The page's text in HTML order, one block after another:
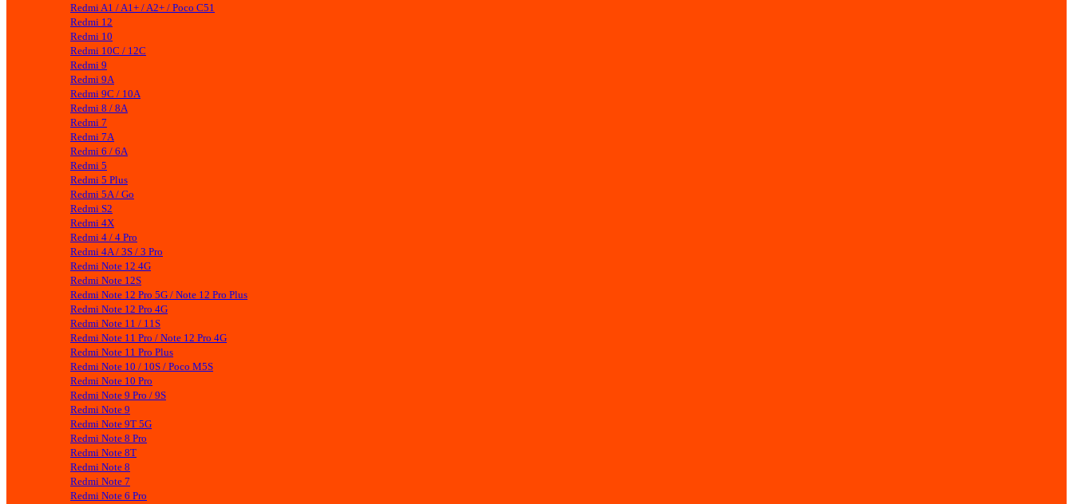
Redmi A1 / A1+ / A2+ / Poco C51
Redmi 12
Redmi 10
Redmi 10C / 12C
Redmi 9
Redmi 9A
Redmi 9C / 10A
Redmi 8 / 8A
Redmi 7
Redmi 7A
Redmi 6 / 6A
Redmi 5
Redmi 5 Plus
Redmi 5A / Go
Redmi S2
Redmi 4X
Redmi 4 / 4 Pro
Redmi 4A / 3S / 3 Pro
Redmi Note 12 4G
Redmi Note 12S
Redmi Note 12 Pro 5G / Note 12 Pro Plus
Redmi Note 12 Pro 4G
Redmi Note 11 / 11S
Redmi Note 11 Pro / Note 12 Pro 4G
Redmi Note 11 Pro Plus
Redmi Note 10 / 10S / Poco M5S
Redmi Note 10 Pro
Redmi Note 9 Pro / 9S
Redmi Note 9
Redmi Note 9T 5G
Redmi Note 8 Pro
Redmi Note 8T
Redmi Note 8
Redmi Note 7
Redmi Note 6 Pro